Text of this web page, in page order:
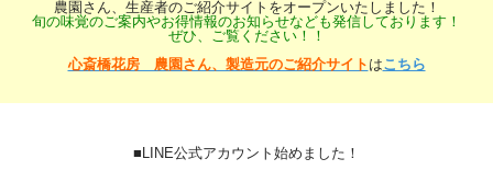
農園さん、生産者のご紹介サイトをオープンいたしました！
旬の味覚のご案内やお得情報のお知らせなども発信しております！
ぜひ、ご覧ください！！
心斎橋花房 農園さん、製造元のご紹介サイト はこちら
■LINE公式アカウント始めました！